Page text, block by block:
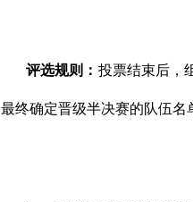
评选规则： 投票结束后，
最终确定晋级半决赛的队伍名